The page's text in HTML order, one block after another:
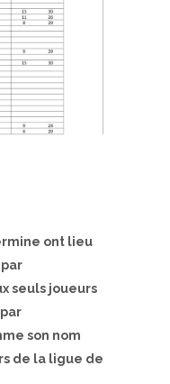
ont lieu
par
seuls joueurs
son nom
de la ligue de